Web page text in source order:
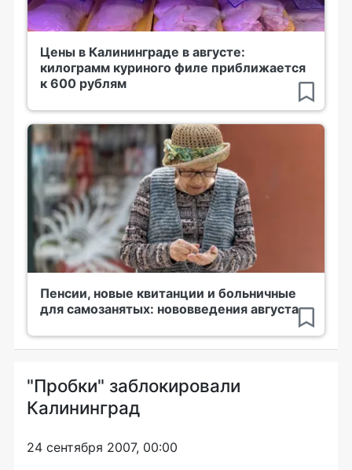
Цены в Калининграде в августе:
килограмм куриного филе приближается
к 600 рублям
Пенсии, новые квитанции и больничные
для самозанятых: нововведения августа
"Пробки" заблокировали
Калининград
24 сентября 2007, 00:00